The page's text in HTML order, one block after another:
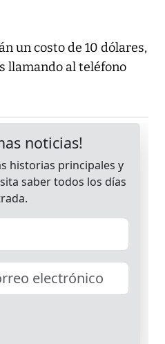
un costo de 10 dólares,
llamando al teléfono